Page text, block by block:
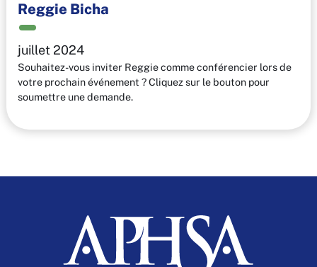
Reggie Bicha
juillet 2024
Souhaitez-vous inviter Reggie comme conférencier lors de
votre prochain événement ? Cliquez sur le bouton pour
soumettre une demande.